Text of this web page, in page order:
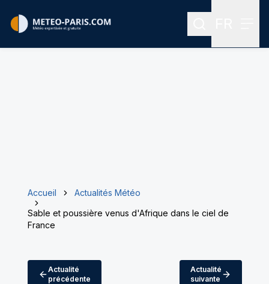
Rechercher
Accueil
Actualités Météo
Sable et poussière venus d'Afrique dans le ciel de
France
Actualité
précédente
Actualité
suivante